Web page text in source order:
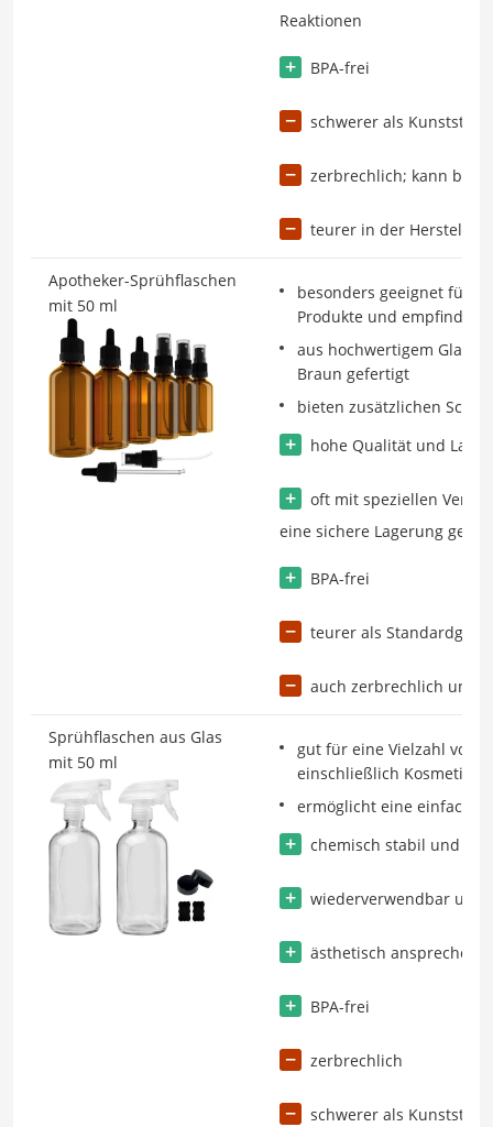
Reaktionen
BPA-frei
schwerer als Kunststoff
zerbrechlich; kann bei
teurer in der
Apotheker-Sprühflaschen
mit 50 ml
besonders geeignet für
Produkte und
aus hochwertigem Glas
Braun gefertigt
bieten zusätzlichen
hohe Qualität und
oft mit speziellen
eine sichere Lagerung
BPA-frei
teurer als
auch zerbrechlich und
Sprühflaschen aus Glas
mit 50 ml
gut für eine Vielzahl von
einschließlich Kosmetik
ermöglicht eine einfache
chemisch stabil und
wiederverwendbar und
ästhetisch ansprechend
BPA-frei
zerbrechlich
schwerer als